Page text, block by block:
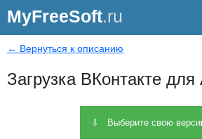
MyFreeSoft.ru
← Вернуться к описанию
Загрузка ВКонтакте для
⇩ Выберите свою